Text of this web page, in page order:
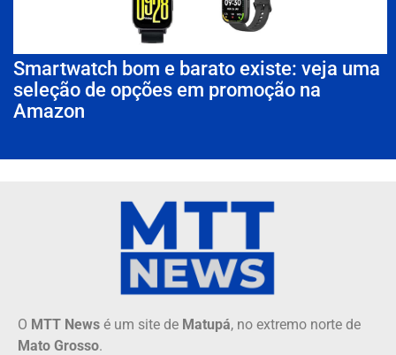
Smartwatch bom e barato existe: veja uma
seleção de opções em promoção na
Amazon
O MTT News é um site de Matupá, no extremo norte de
Mato Grosso.